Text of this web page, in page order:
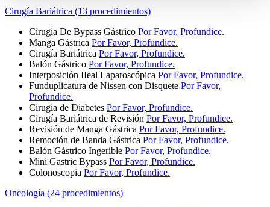
Cirugía Bariátrica (13 procedimientos)
Cirugía De Bypass Gástrico Por Favor, Profundice.
Manga Gástrica Por Favor, Profundice.
Cirugía Bariátrica Por Favor, Profundice.
Balón Gástrico Por Favor, Profundice.
Interposición IIeal Laparoscópica Por Favor, Profundice.
Funduplicatura de Nissen con Disquete Por Favor,
Profundice.
Cirugia de Diabetes Por Favor, Profundice.
Cirugía Bariátrica de Revisión Por Favor, Profundice.
Revisión de Manga Gástrica Por Favor, Profundice.
Remoción de Banda Gástrica Por Favor, Profundice.
Balón Gástrico Ingerible Por Favor, Profundice.
Mini Gastric Bypass Por Favor, Profundice.
Colonoscopia Por Favor, Profundice.
Oncología (24 procedimientos)